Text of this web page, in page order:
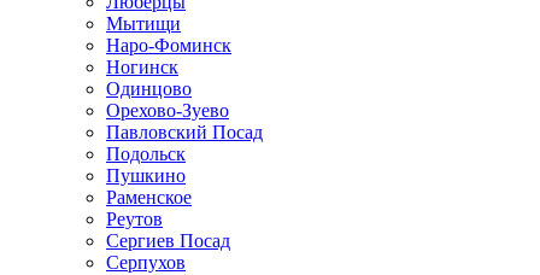
Мытищи
Наро-Фоминск
Ногинск
Одинцово
Орехово-Зуево
Павловский Посад
Подольск
Пушкино
Раменское
Реутов
Сергиев Посад
Серпухов